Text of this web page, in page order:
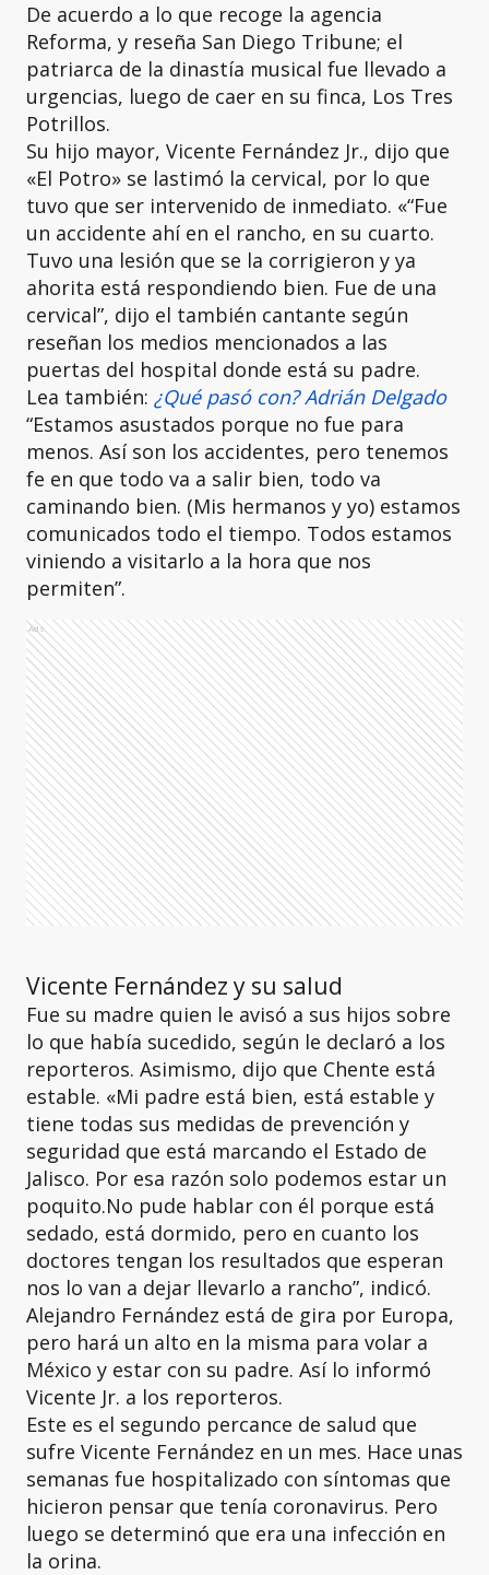
De acuerdo a lo que recoge la agencia
Reforma, y reseña San Diego Tribune; el
patriarca de la dinastía musical fue llevado a
urgencias, luego de caer en su finca, Los Tres
Potrillos.
Su hijo mayor, Vicente Fernández Jr., dijo que
«El Potro» se lastimó la cervical, por lo que
tuvo que ser intervenido de inmediato. «“Fue
un accidente ahí en el rancho, en su cuarto.
Tuvo una lesión que se la corrigieron y ya
ahorita está respondiendo bien. Fue de una
cervical”, dijo el también cantante según
reseñan los medios mencionados a las
puertas del hospital donde está su padre.
Lea también: ¿Qué pasó con? Adrián Delgado
“Estamos asustados porque no fue para
menos. Así son los accidentes, pero tenemos
fe en que todo va a salir bien, todo va
caminando bien. (Mis hermanos y yo) estamos
comunicados todo el tiempo. Todos estamos
viniendo a visitarlo a la hora que nos
permiten”.
Ads
Vicente Fernández y su salud
Fue su madre quien le avisó a sus hijos sobre
lo que había sucedido, según le declaró a los
reporteros. Asimismo, dijo que Chente está
estable. «Mi padre está bien, está estable y
tiene todas sus medidas de prevención y
seguridad que está marcando el Estado de
Jalisco. Por esa razón solo podemos estar un
poquito.No pude hablar con él porque está
sedado, está dormido, pero en cuanto los
doctores tengan los resultados que esperan
nos lo van a dejar llevarlo a rancho”, indicó.
Alejandro Fernández está de gira por Europa,
pero hará un alto en la misma para volar a
México y estar con su padre. Así lo informó
Vicente Jr. a los reporteros.
Este es el segundo percance de salud que
sufre Vicente Fernández en un mes. Hace unas
semanas fue hospitalizado con síntomas que
hicieron pensar que tenía coronavirus. Pero
luego se determinó que era una infección en
la orina.